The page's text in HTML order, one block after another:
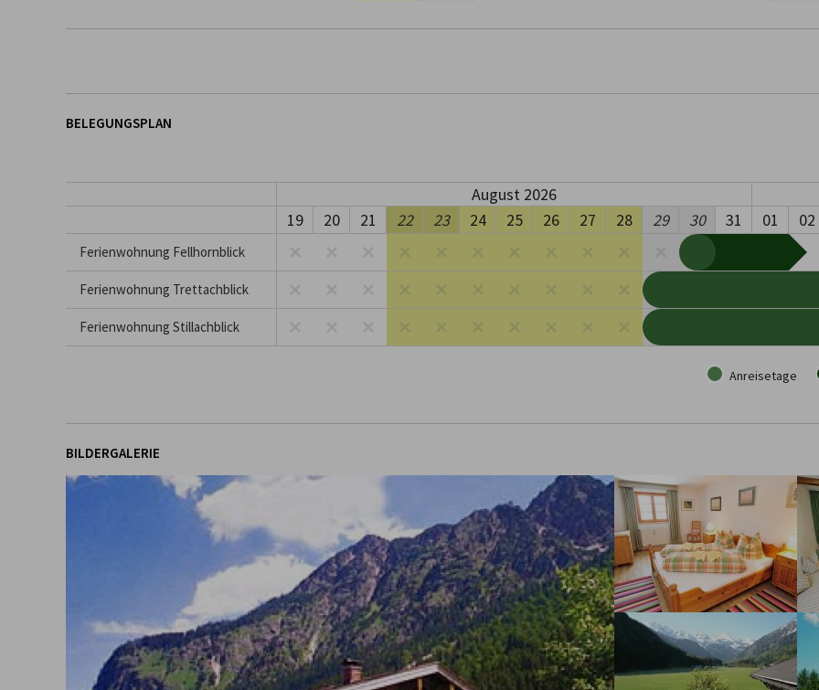
BELEGUNGSPLAN
August 2026
19
20 21 22 23 24 25 26 27 28 29 30 31 01 02
Ferienwohnung Fellhornblick
Ferienwohnung Trettachblick
Ferienwohnung Stillachblick
Anreisetage
BILDERGALERIE